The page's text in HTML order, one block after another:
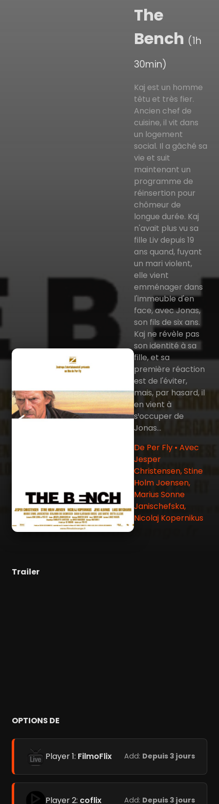
The
Bench (1h
30min)
Kaj est un homme
têtu et très fier.
Ancien chef de
cuisine, il vit dans
un logement
social. Il a gâché sa
vie et suit
maintenant un
programme de
réinsertion pour
chômeur de
longue durée. Kaj
n'avait plus vu sa
fille Liv depuis 19
ans quand, fuyant
un mari violent,
elle vient
emménager dans
l'immeuble d'en
face, avec Jonas,
son fils de six ans.
Kaj ne révèle pas
son identité à sa
fille, et sa
première réaction
est de l'éviter,
mais, par hasard, il
en vient à
s¹occuper de
Jonas...
De Per Fly • Avec
Jesper
Christensen, Stine
Holm Joensen,
Marius Sonne
Janischefska,
Nicolaj Kopernikus
Trailer
OPTIONS DE
Player 1: FilmoFlix Add: Depuis 3 jours
Player 2: coflix Add: Depuis 3 jours